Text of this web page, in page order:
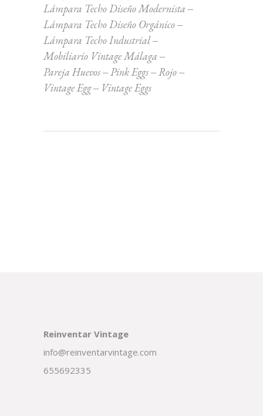
Lámpara Techo Diseño Modernista
Lámpara Techo Diseño Orgánico
Lámpara Techo Industrial
Mobiliario Vintage Málaga
Pareja Huevos
Pink Eggs
Rojo
Vintage Egg
Vintage Eggs
Reinventar Vintage
info@reinventarvintage.com
655692335